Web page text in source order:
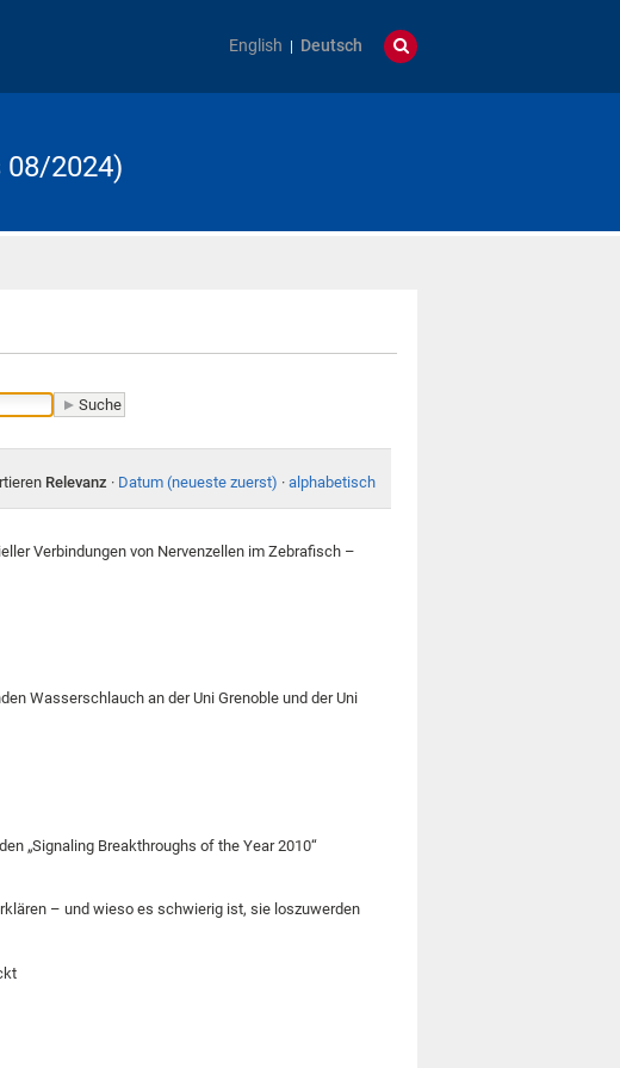
English Deutsch
2024)
Relevanz · Datum (neueste zuerst) · alphabetisch
Verbindungen von Nervenzellen im Zebrafisch –
Wasserschlauch an der Uni Grenoble und der Uni
„Signaling Breakthroughs of the Year 2010“
– und wieso es schwierig ist, sie loszuwerden